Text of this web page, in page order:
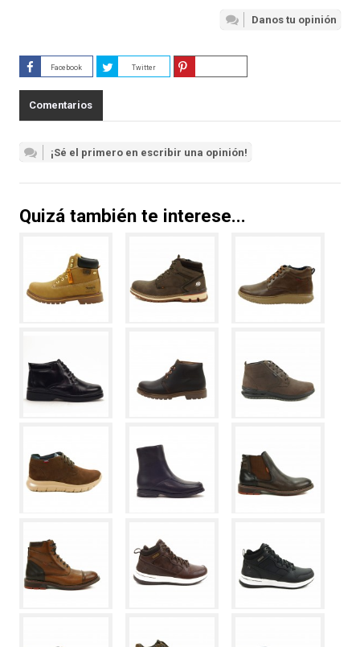
Danos tu opinión
Facebook Twitter
Comentarios
¡Sé el primero en escribir una opinión!
Quizá también te interese...